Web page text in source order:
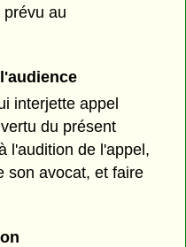
prévu au
interjette appel
du présent
l'audition de l'appel,
son avocat, et faire